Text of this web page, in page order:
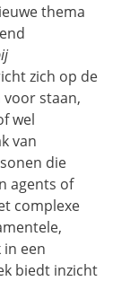
thema
zich op de
staan,
wel
van
die
agents of
complexe
een
biedt inzicht